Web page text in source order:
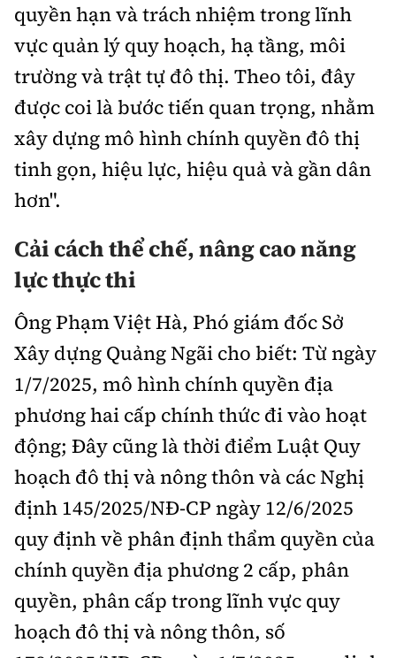
quyền hạn và trách nhiệm trong lĩnh
vực quản lý quy hoạch, hạ tầng, môi
trường và trật tự đô thị. Theo tôi, đây
được coi là bước tiến quan trọng, nhằm
xây dựng mô hình chính quyền đô thị
tinh gọn, hiệu lực, hiệu quả và gần dân
hơn".
Cải cách thể chế, nâng cao năng
lực thực thi
Ông Phạm Việt Hà, Phó giám đốc Sở
Xây dựng Quảng Ngãi cho biết: Từ ngày
1/7/2025, mô hình chính quyền địa
phương hai cấp chính thức đi vào hoạt
động; Đây cũng là thời điểm Luật Quy
hoạch đô thị và nông thôn và các Nghị
định 145/2025/NĐ-CP ngày 12/6/2025
quy định về phân định thẩm quyền của
chính quyền địa phương 2 cấp, phân
quyền, phân cấp trong lĩnh vực quy
hoạch đô thị và nông thôn, số